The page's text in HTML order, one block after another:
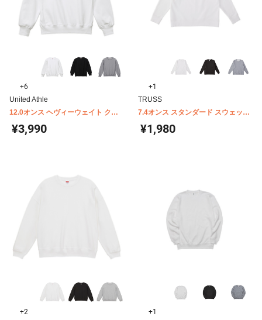
+6
United Athle
12.0オンス ヘヴィーウェイト クル
ーネック スウェット(裏起毛) 5764-
01
¥3,990
+1
TRUSS
7.4オンス スタンダード スウェット
シャツ RSS-147
¥1,980
+2
+1